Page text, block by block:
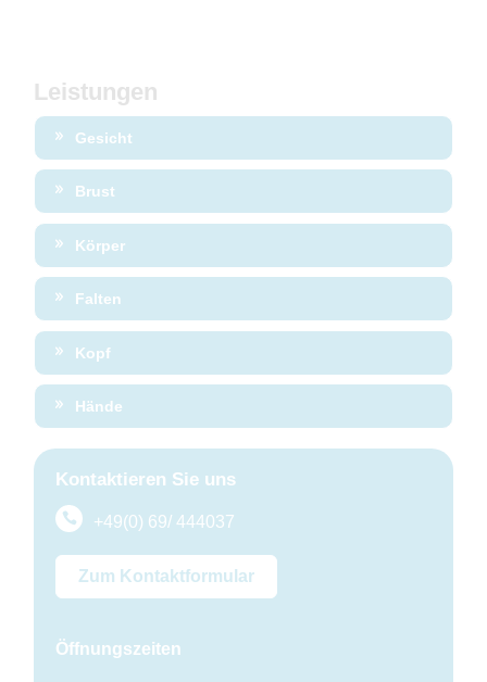
Leistungen
Gesicht
Brust
Körper
Falten
Kopf
Hände
Kontaktieren Sie uns
+49(0) 69/ 444037
Zum Kontaktformular
Öffnungszeiten